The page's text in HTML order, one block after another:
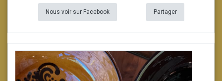
Nous voir sur Facebook Partager